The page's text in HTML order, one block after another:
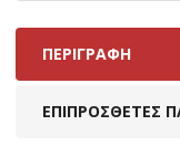
ΠΕΡΙΓΡΑΦΉ
ΕΠΙΠΡΌΣΘΕΤΕΣ